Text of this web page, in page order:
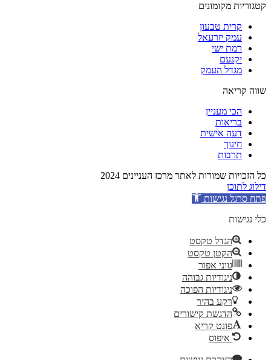
קטגוריות מקומונים
קרית טבעון
עמק יזרעאל
רמת ישי
יקנעם
מגדל העמק
שווה קריאה
הכי מעניין
בריאות
דעה אישית
חינוך
תרבות
כל הזכויות שמורות לאתר מרכז העניינים 2024
דילוג לתוכן
פתח סרגל נגישות
כלי נגישות
הגדל טקסט
הקטן טקסט
גווני אפור
ניגודיות גבוהה
ניגודיות הפוכה
רקע בהיר
הדגשת קישורים
פונט קריא
איפוס